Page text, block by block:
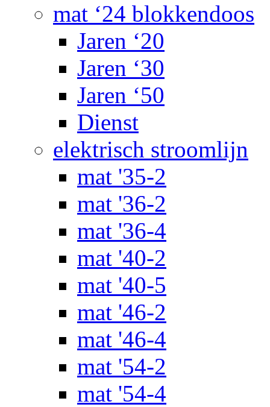
mat ‘24 blokkendoos
Jaren ‘20
Jaren ‘30
Jaren ‘50
Dienst
elektrisch stroomlijn
mat '35-2
mat '36-2
mat '36-4
mat '40-2
mat '40-5
mat '46-2
mat '46-4
mat '54-2
mat '54-4